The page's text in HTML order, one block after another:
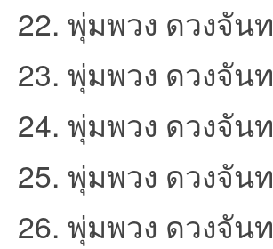
22. พุ่มพวง ดวงจัน
23. พุ่มพวง ดวงจัน
24. พุ่มพวง ดวงจัน
25. พุ่มพวง ดวงจัน
26. พุ่มพวง ดวงจัน